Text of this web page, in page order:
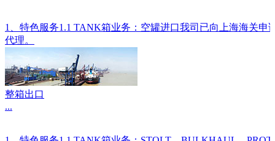
1、特色服务1.1 TANK箱业务：空罐进口我司已向上海海关
代理。
整箱出口
...